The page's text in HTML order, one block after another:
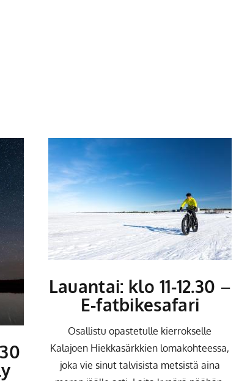
Lauantai: klo 11-12.30 –
E-fatbikesafari
Osallistu opastetulle kierrokselle
Kalajoen Hiekkasärkkien lomakohteessa,
joka vie sinut talvisista metsistä aina